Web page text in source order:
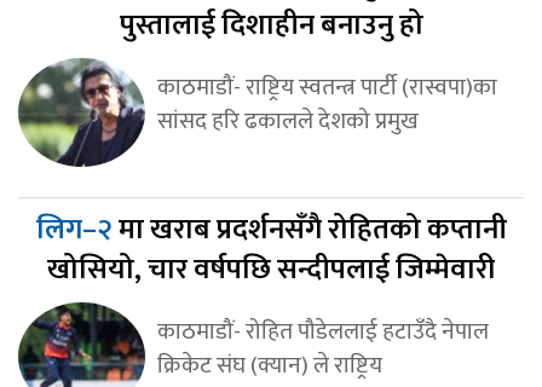
पुस्तालाई दिशाहीन बनाउनु हो
काठमाडौं- राष्ट्रिय स्वतन्त्र पार्टी (रास्वपा)का
सांसद हरि ढकालले देशको प्रमुख
लिग–२मा खराब प्रदर्शनसँगै रोहितको कप्तानी
खोसियो, चार वर्षपछि सन्दीपलाई जिम्मेवारी
काठमाडौं- रोहित पौडेललाई हटाउँदै नेपाल
क्रिकेट संघ (क्यान) ले राष्ट्रिय